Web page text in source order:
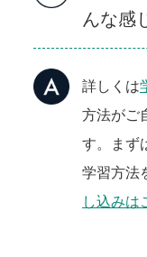
んな感
詳しくは
方法がご
す。まず
学習方法
し込みは